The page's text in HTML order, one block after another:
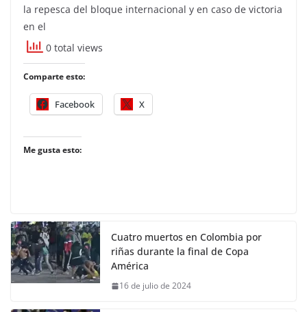
la repesca del bloque internacional y en caso de victoria
en el
0 total views
Comparte esto:
Facebook X
Me gusta esto:
Cuatro muertos en Colombia por
riñas durante la final de Copa
América
16 de julio de 2024